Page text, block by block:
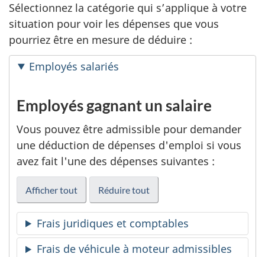
Sélectionnez la catégorie qui s’applique à votre
situation pour voir les dépenses que vous
pourriez être en mesure de déduire :
Employés salariés
Employés gagnant un salaire
Vous pouvez être admissible pour demander
une déduction de dépenses d'emploi si vous
avez fait l'une des dépenses suivantes :
Afficher tout Réduire tout
Frais juridiques et comptables
Frais de véhicule à moteur admissibles